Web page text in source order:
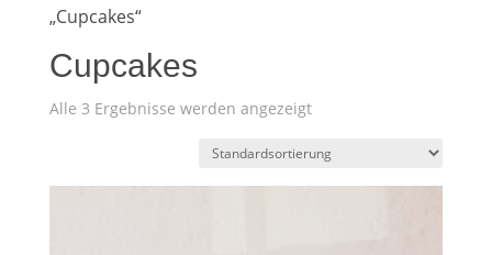
„Cupcakes“
Cupcakes
Alle 3 Ergebnisse werden angezeigt